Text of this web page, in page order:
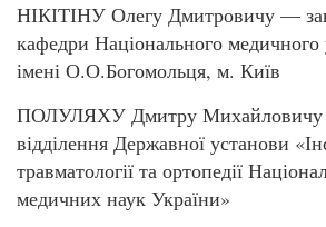
НІКІТІНУ Олегу Дмитровичу —
кафедри Національного медичного
імені О.О.Богомольця, м. Київ
ПОЛУЛЯХУ Дмитру Михайловичу
відділення Державної установи
травматології та ортопедії
медичних наук України»